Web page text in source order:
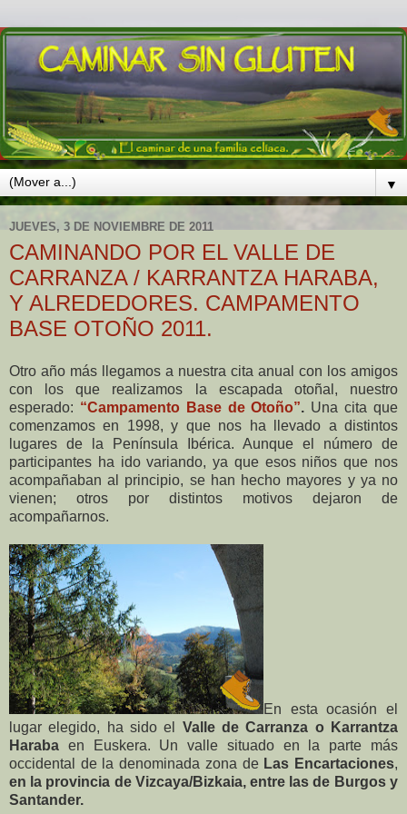
▼
JUEVES, 3 DE NOVIEMBRE DE 2011
CAMINANDO POR EL VALLE DE
CARRANZA / KARRANTZA HARABA,
Y ALREDEDORES. CAMPAMENTO
BASE OTOÑO 2011.
Otro año más llegamos a nuestra cita anual con los amigos
con los que realizamos la escapada otoñal, nuestro
esperado: “Campamento Base de Otoño”. Una cita que
comenzamos en 1998, y que nos ha llevado a distintos
lugares de la Península Ibérica. Aunque el número de
participantes ha ido variando, ya que esos niños que nos
acompañaban al principio, se han hecho mayores y ya no
vienen; otros por distintos motivos dejaron de
acompañarnos.
En esta ocasión el
lugar elegido, ha sido el Valle de Carranza o Karrantza
Haraba en Euskera. Un valle situado en la parte más
occidental de la denominada zona deLas Encartaciones,
en la provincia de Vizcaya/Bizkaia, entre las de Burgos y
Santander.